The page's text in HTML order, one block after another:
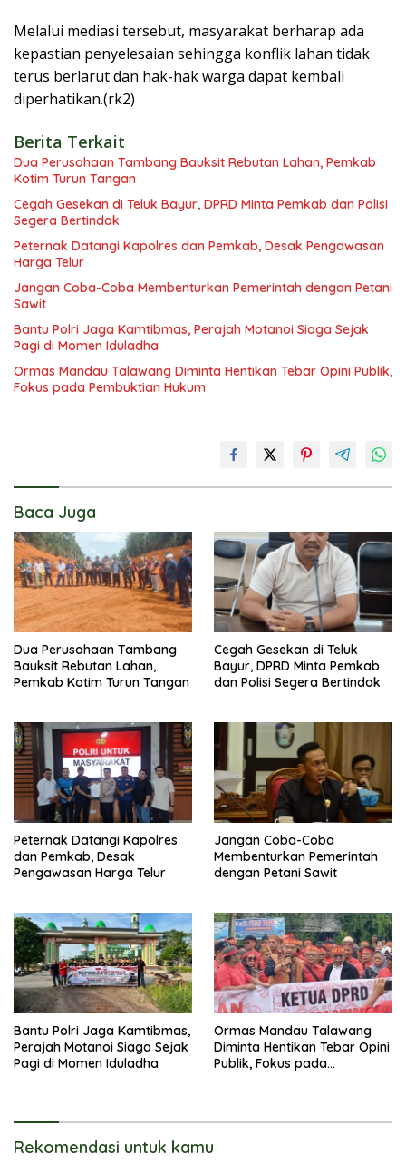
Melalui mediasi tersebut, masyarakat berharap ada
kepastian penyelesaian sehingga konflik lahan tidak
terus berlarut dan hak-hak warga dapat kembali
diperhatikan.(rk2)
Berita Terkait
Dua Perusahaan Tambang Bauksit Rebutan Lahan, Pemkab
Kotim Turun Tangan
Cegah Gesekan di Teluk Bayur, DPRD Minta Pemkab dan Polisi
Segera Bertindak
Peternak Datangi Kapolres dan Pemkab, Desak Pengawasan
Harga Telur
Jangan Coba-Coba Membenturkan Pemerintah dengan Petani
Sawit
Bantu Polri Jaga Kamtibmas, Perajah Motanoi Siaga Sejak
Pagi di Momen Iduladha
Ormas Mandau Talawang Diminta Hentikan Tebar Opini Publik,
Fokus pada Pembuktian Hukum
Baca Juga
Dua Perusahaan Tambang
Bauksit Rebutan Lahan,
Pemkab Kotim Turun Tangan
Cegah Gesekan di Teluk
Bayur, DPRD Minta Pemkab
dan Polisi Segera Bertindak
Peternak Datangi Kapolres
dan Pemkab, Desak
Pengawasan Harga Telur
Jangan Coba-Coba
Membenturkan Pemerintah
dengan Petani Sawit
Bantu Polri Jaga Kamtibmas,
Perajah Motanoi Siaga Sejak
Pagi di Momen Iduladha
Ormas Mandau Talawang
Diminta Hentikan Tebar Opini
Publik, Fokus pada
Rekomendasi untuk kamu